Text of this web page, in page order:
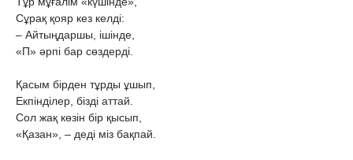
Сұрақ қояр кез келді:
– Айтыңдаршы, ішінде,
«П» әрпі бар сөздерді.
Қасым бірден тұрды ұшып,
Екпінділер, бізді аттай.
Сол жақ көзін бір қысып,
«Қазан», – деді міз бақпай.